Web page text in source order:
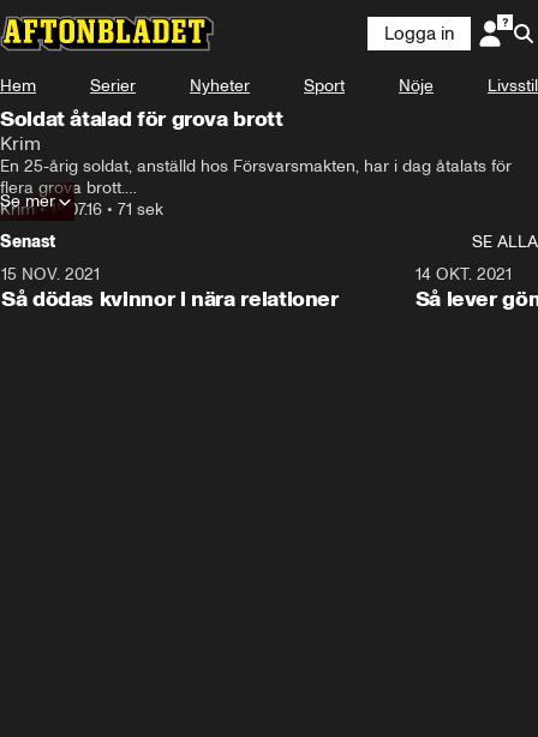
Logga in
Hem Serier Nyheter Sport Nöje Livsstil
Soldat åtalad för grova brott
Krim
En 25-årig soldat, anställd hos Försvarsmakten, har i dag åtalats för
flera grova brott.
Han ska ha slagit och sparkat en ordningsvakt i huvudet och varit
drivande i ett huliganbråk. Dessutom hittade polisen en larmmina i
hans hem.
Krim•18.07.16 • 71 sek
Se mer
Senast
SE ALLA
15 NOV. 2021
Så dödas kvinnor i nära relationer
14 OKT. 2021
Så lever